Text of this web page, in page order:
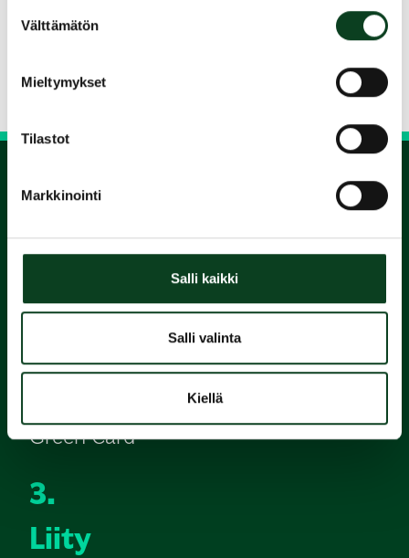
valinta
Välttämätön
Mieltymykset
Tilastot
Markkinointi
Salli kaikki
Salli valinta
Kiellä
Jaa kurssi kaverille
Siirry takaisin hakuun
Varaa
alkeiskurssi
2.
Green Card
3.
Liity